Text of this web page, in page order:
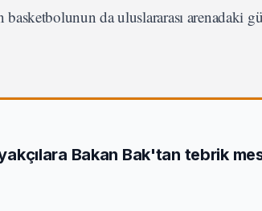
basketbolunun da uluslararası arenadaki
Bakan Bak'tan tebrik